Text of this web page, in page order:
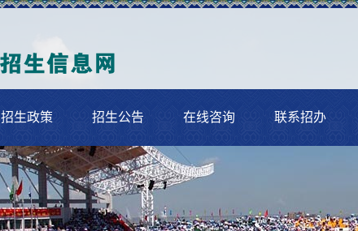
招生政策 招生公告 在线咨询 联系招办